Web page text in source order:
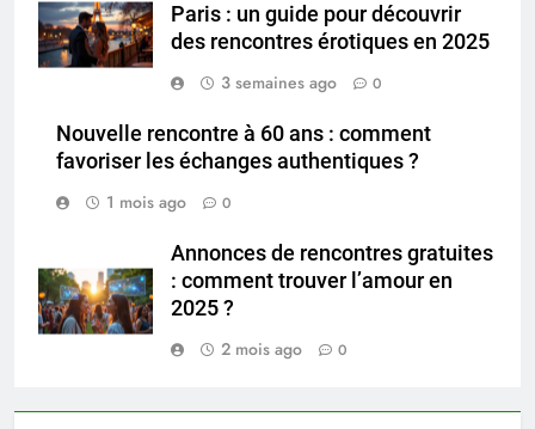
Paris : un guide pour découvrir
des rencontres érotiques en 2025
3 semaines ago
0
Nouvelle rencontre à 60 ans : comment
favoriser les échanges authentiques ?
1 mois ago
0
Annonces de rencontres gratuites
: comment trouver l’amour en
2025 ?
2 mois ago
0